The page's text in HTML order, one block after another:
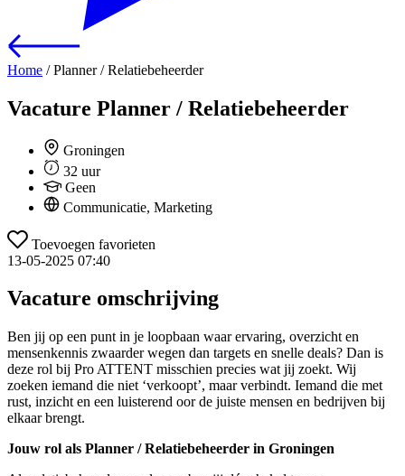
Home /Planner / Relatiebeheerder
Vacature Planner / Relatiebeheerder
Groningen
32 uur
Geen
Communicatie, Marketing
Toevoegen favorieten
13-05-2025 07:40
Vacature omschrijving
Ben jij op een punt in je loopbaan waar ervaring, overzicht en
mensenkennis zwaarder wegen dan targets en snelle deals? Dan is
deze rol bij Pro ATTENT misschien precies wat jij zoekt. Wij
zoeken iemand die niet ‘verkoopt’, maar verbindt. Iemand die met
rust, inzicht en een luisterend oor de juiste mensen en bedrijven bij
elkaar brengt.
Jouw rol als Planner / Relatiebeheerder in Groningen